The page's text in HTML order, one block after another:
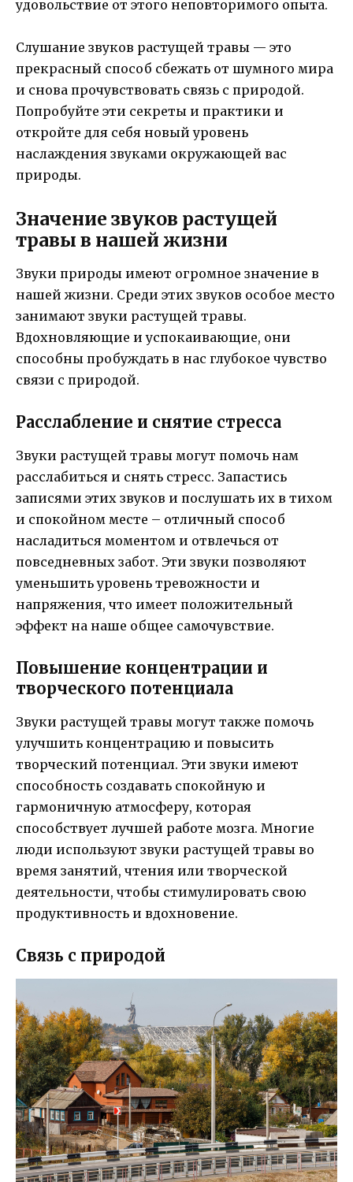
удовольствие от этого неповторимого опыта.
Слушание звуков растущей травы — это
прекрасный способ сбежать от шумного мира
и снова прочувствовать связь с природой.
Попробуйте эти секреты и практики и
откройте для себя новый уровень
наслаждения звуками окружающей вас
природы.
Значение звуков растущей
травы в нашей жизни
Звуки природы имеют огромное значение в
нашей жизни. Среди этих звуков особое место
занимают звуки растущей травы.
Вдохновляющие и успокаивающие, они
способны пробуждать в нас глубокое чувство
связи с природой.
Расслабление и снятие стресса
Звуки растущей травы могут помочь нам
расслабиться и снять стресс. Запастись
записями этих звуков и послушать их в тихом
и спокойном месте – отличный способ
насладиться моментом и отвлечься от
повседневных забот. Эти звуки позволяют
уменьшить уровень тревожности и
напряжения, что имеет положительный
эффект на наше общее самочувствие.
Повышение концентрации и
творческого потенциала
Звуки растущей травы могут также помочь
улучшить концентрацию и повысить
творческий потенциал. Эти звуки имеют
способность создавать спокойную и
гармоничную атмосферу, которая
способствует лучшей работе мозга. Многие
люди используют звуки растущей травы во
время занятий, чтения или творческой
деятельности, чтобы стимулировать свою
продуктивность и вдохновение.
Связь с природой